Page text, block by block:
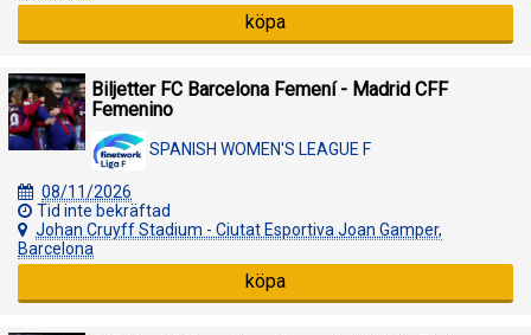
köpa
Biljetter FC Barcelona Femení - Madrid CFF
Femenino
SPANISH WOMEN'S LEAGUE F
08/11/2026
Tid inte bekräftad
Johan Cruyff Stadium - Ciutat Esportiva Joan Gamper,
Barcelona
köpa